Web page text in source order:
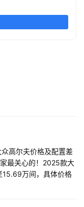
高尔夫价格及配置差
最关心的！2025款大
15.69万间，具体价格